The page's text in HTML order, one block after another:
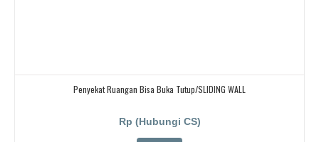
Penyekat Ruangan Bisa Buka Tutup/SLIDING WALL
Rp (Hubungi CS)